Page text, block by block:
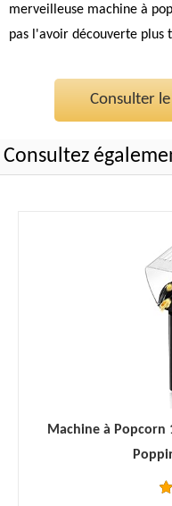
merveilleuse machine à
pas l'avoir découverte plus
Consulter
Consultez
Machine à Popcorn